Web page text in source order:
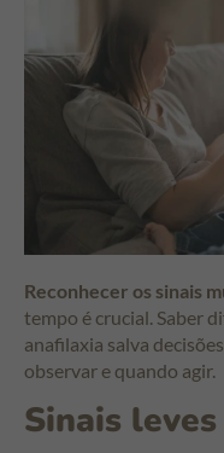
Reconhecer os sinais
tempo é crucial. Saber
anafilaxia salva
observar e quando agir.
Sinais